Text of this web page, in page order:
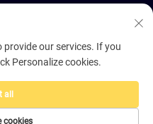
LeShine Hair Products Co.,
- Privacybeleid
provide our services. If you
Personalize cookies.
cookies
all